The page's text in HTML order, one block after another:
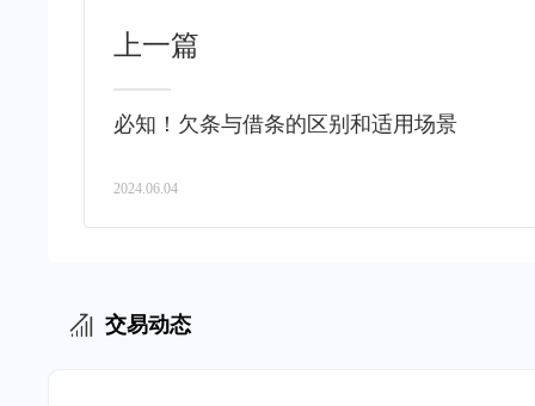
上一篇
必知！欠条与借条的区别和适用场景
2024.06.04
交易动态